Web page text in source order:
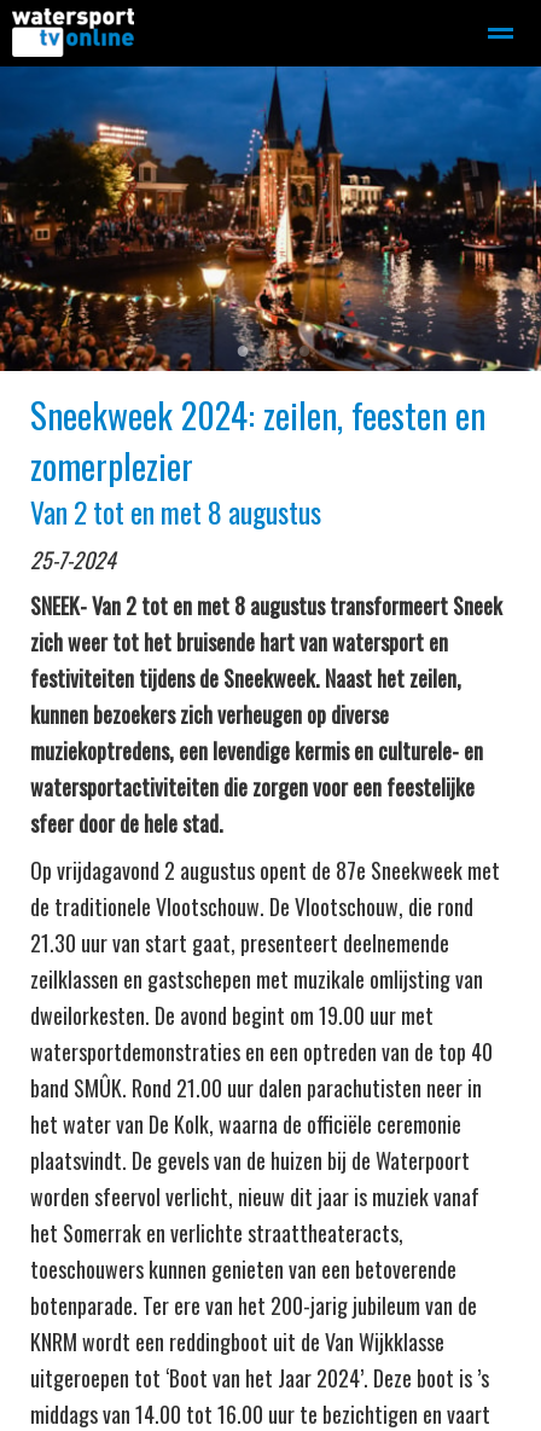
Adverteren
Contact Bellen Zoeken
●●●●
Sneekweek 2024: zeilen, feesten en
zomerplezier
Van 2 tot en met 8 augustus
25-7-2024
SNEEK- Van 2 tot en met 8 augustus transformeert Sneek
zich weer tot het bruisende hart van watersport en
festiviteiten tijdens de Sneekweek. Naast het zeilen,
kunnen bezoekers zich verheugen op diverse
muziekoptredens, een levendige kermis en culturele- en
watersportactiviteiten die zorgen voor een feestelijke
sfeer door de hele stad.
Op vrijdagavond 2 augustus opent de 87e Sneekweek met
de traditionele Vlootschouw. De Vlootschouw, die rond
21.30 uur van start gaat, presenteert deelnemende
zeilklassen en gastschepen met muzikale omlijsting van
dweilorkesten. De avond begint om 19.00 uur met
watersportdemonstraties en een optreden van de top 40
band SMÛK. Rond 21.00 uur dalen parachutisten neer in
het water van De Kolk, waarna de officiële ceremonie
plaatsvindt. De gevels van de huizen bij de Waterpoort
worden sfeervol verlicht, nieuw dit jaar is muziek vanaf
het Somerrak en verlichte straattheateracts,
toeschouwers kunnen genieten van een betoverende
botenparade. Ter ere van het 200-jarig jubileum van de
KNRM wordt een reddingboot uit de Van Wijkklasse
uitgeroepen tot ‘Boot van het Jaar 2024’. Deze boot is ’s
middags van 14.00 tot 16.00 uur te bezichtigen en vaart